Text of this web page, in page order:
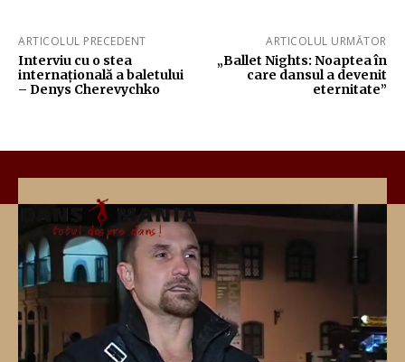
ARTICOLUL PRECEDENT
Interviu cu o stea
internațională a baletului
– Denys Cherevychko
ARTICOLUL URMĂTOR
„Ballet Nights: Noaptea în
care dansul a devenit
eternitate”